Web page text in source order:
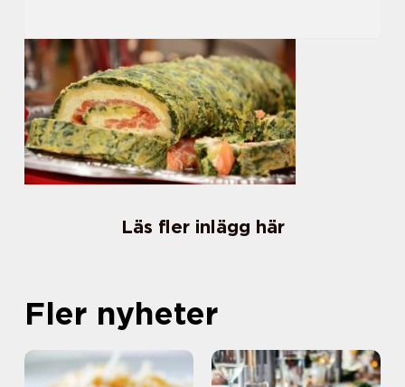
Läs fler inlägg här
Fler nyheter